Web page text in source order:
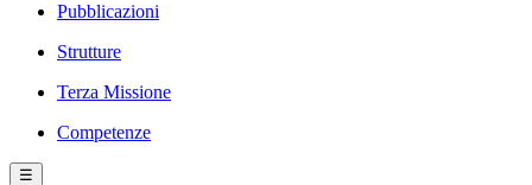
Pubblicazioni
Strutture
Terza Missione
Competenze
☰